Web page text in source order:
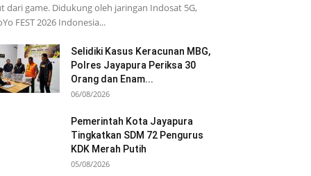
dari game. Didukung oleh jaringan Indosat 5G,
FEST 2026 Indonesia...
Selidiki Kasus Keracunan MBG,
Polres Jayapura Periksa 30
Orang dan Enam...
06/08/2026
Pemerintah Kota Jayapura
Tingkatkan SDM 72 Pengurus
KDK Merah Putih
05/08/2026